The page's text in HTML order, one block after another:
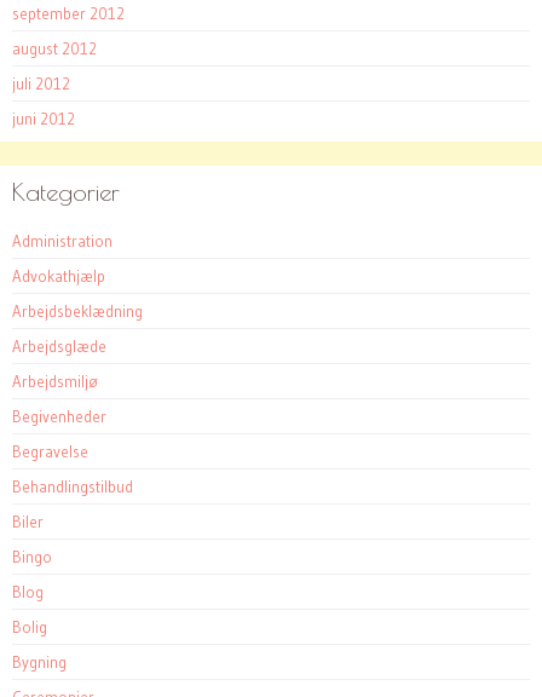
september 2012
august 2012
juli 2012
juni 2012
Kategorier
Administration
Advokathjælp
Arbejdsbeklædning
Arbejdsglæde
Arbejdsmiljø
Begivenheder
Begravelse
Behandlingstilbud
Biler
Bingo
Blog
Bolig
Bygning